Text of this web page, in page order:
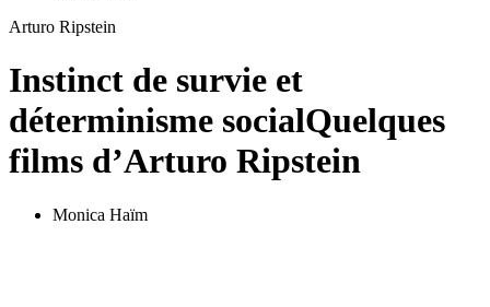
Arturo Ripstein
Instinct de survie et
déterminisme socialQuelques
films d’Arturo Ripstein
Monica Haïm